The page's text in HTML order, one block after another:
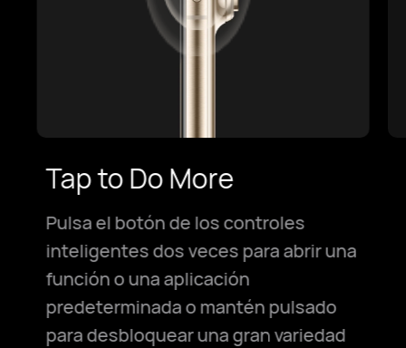
Tap to Do More
Pulsa el botón de los controles
inteligentes dos veces para abrir una
función o una aplicación
predeterminada o mantén pulsado
para desbloquear una gran variedad